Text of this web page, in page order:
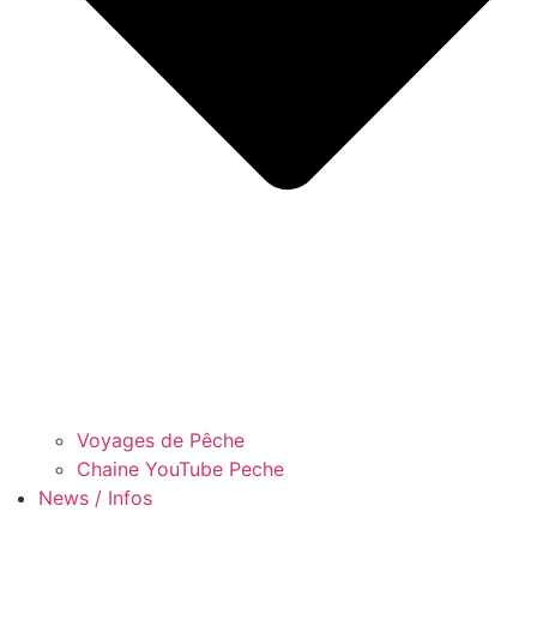
Voyages de Pêche
Chaine YouTube Peche
News / Infos